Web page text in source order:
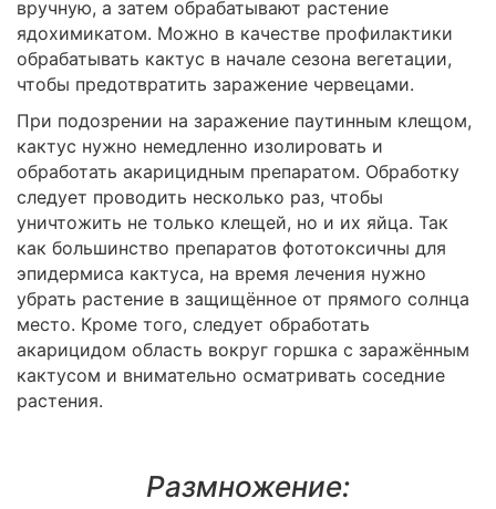
вручную, а затем обрабатывают растение
ядохимикатом. Можно в качестве профилактики
обрабатывать кактус в начале сезона вегетации,
чтобы предотвратить заражение червецами.
При подозрении на заражение паутинным клещом,
кактус нужно немедленно изолировать и
обработать акарицидным препаратом. Обработку
следует проводить несколько раз, чтобы
уничтожить не только клещей, но и их яйца. Так
как большинство препаратов фототоксичны для
эпидермиса кактуса, на время лечения нужно
убрать растение в защищённое от прямого солнца
место. Кроме того, следует обработать
акарицидом область вокруг горшка с заражённым
кактусом и внимательно осматривать соседние
растения.
Размножение: